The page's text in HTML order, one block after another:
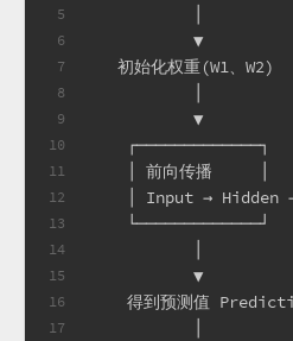
5
6
7
8
9
10
11
12
13
14
15
16
17
           ▼
   初始化权重(W1、W2)
           ▼
    ┌─────────────┐
    │ 前向传播     │
│ Input → Hidden
    └─────────────┘
           ▼
得到预测值